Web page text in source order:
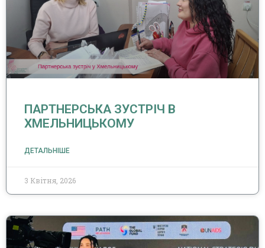
ПАРТНЕРСЬКА ЗУСТРІЧ В
ХМЕЛЬНИЦЬКОМУ
ДЕТАЛЬНІШЕ
3 Квітня, 2026